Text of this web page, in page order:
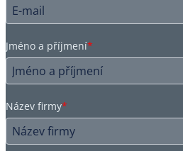
Jméno a příjmení*
Název firmy*